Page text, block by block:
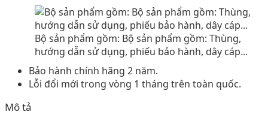
Bộ sản phẩm gồm: Bộ sản phẩm gồm: Thùng,
hướng dẫn sử dụng, phiếu bảo hành, dây cáp...
Bảo hành chính hãng 2 năm.
Lỗi đổi mới trong vòng 1 tháng trên toàn quốc.
Mô tả